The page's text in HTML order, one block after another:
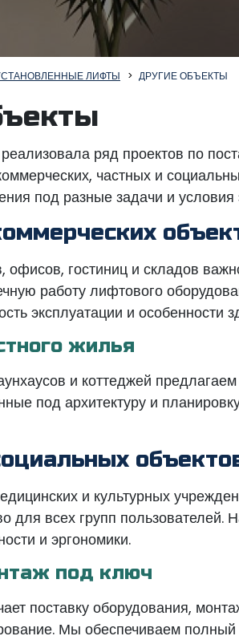
ЛИФТЫ ДРУГИЕ ОБЪЕКТЫ
ряд проектов по
частных и
под разные задачи и условия
офисов, гостиниц и складов
работу лифтового
эксплуатации и особенности
жилья
и коттеджей
под архитектуру и
и культурных
для всех групп
и эргономики.
под ключ
поставку оборудования,
Мы обеспечиваем